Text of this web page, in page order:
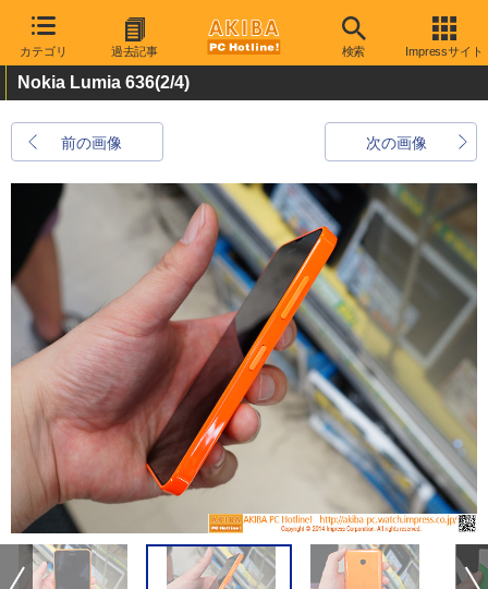
カテゴリ 過去記事 検索 Impressサイト
Nokia Lumia 636(2/4)
前の画像 次の画像